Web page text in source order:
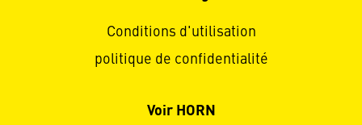
Conditions d'utilisation
politique de confidentialité
Voir HORN